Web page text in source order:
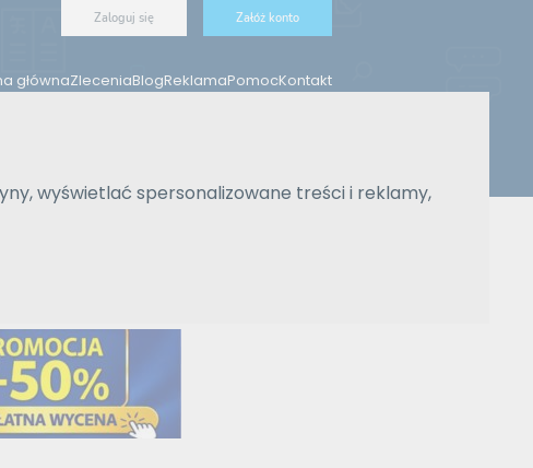
wyświetlać spersonalizowane treści i reklamy,
Zaloguj się Załóż konto
głównaZleceniaBlogReklamaPomocKontakt
Znajdź tłumacza